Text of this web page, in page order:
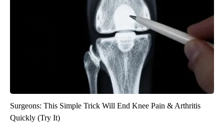
Surgeons: This Simple Trick Will End Knee Pain & Arthritis
Quickly (Try It)